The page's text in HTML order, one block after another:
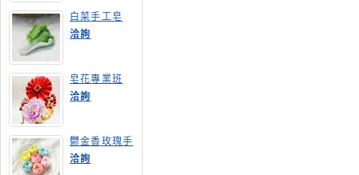
白菜手工皂
洽詢
皂花專業班
洽詢
鬱金香玫瑰手
工皂(長高型)
洽詢